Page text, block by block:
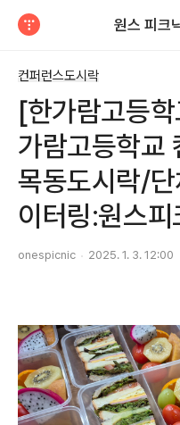
원스 피
컨퍼런스도시락
[한가람고등
가람고등학교
목동도시락/
이터링:원스
onespicnic 2025. 1. 3. 12:00